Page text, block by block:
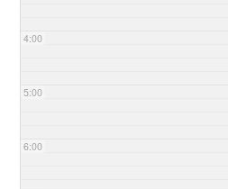
4:00
5:00
6:00